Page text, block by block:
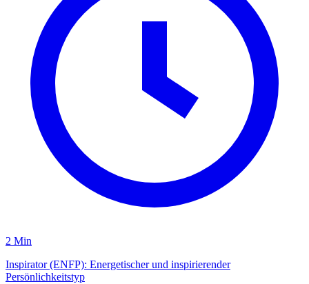
2 Min
Inspirator (ENFP): Energetischer und inspirierender
Persönlichkeitstyp